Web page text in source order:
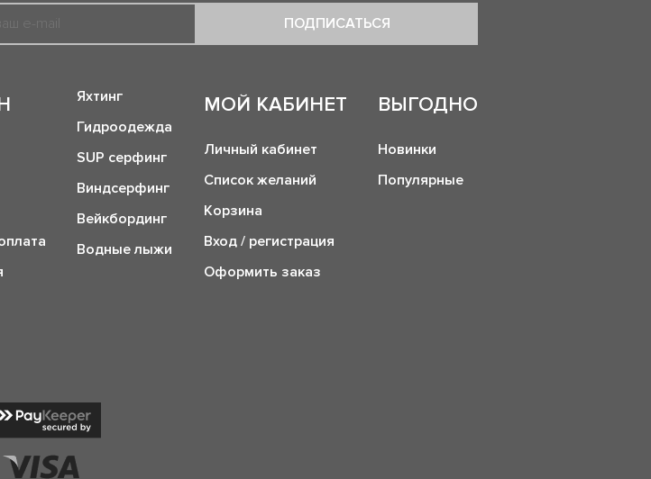
ПОДПИСАТЬСЯ
Яхтинг
Гидроодежда
SUP серфинг
Виндсерфинг
Вейкбординг
Водные лыжи
МОЙ КАБИНЕТ
Личный кабинет
Список желаний
Корзина
Вход / регистрация
Оформить заказ
ВЫГОДНО
Новинки
Популярные